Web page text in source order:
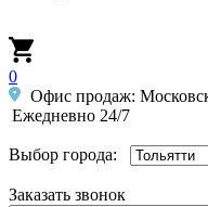
0
Офис продаж:
Ежедневно 24/7
Выбор города:
Заказать звонок